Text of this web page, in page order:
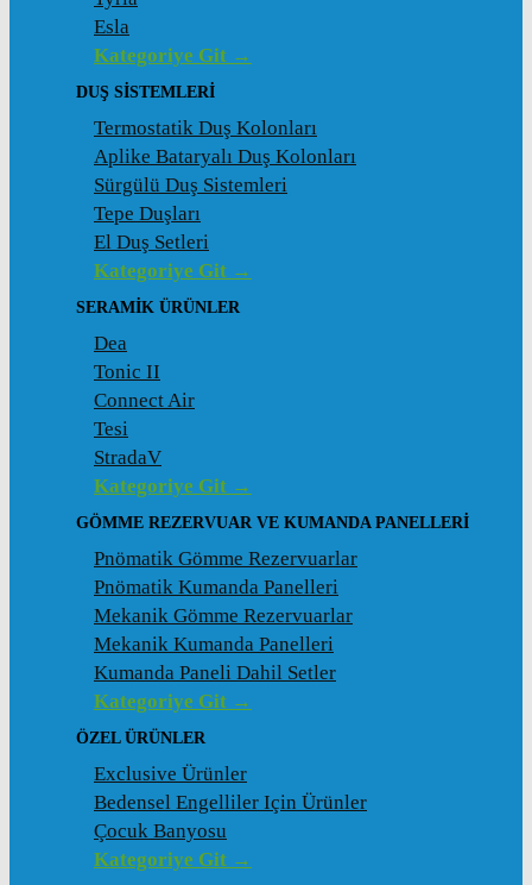
Esla
Kategoriye Git →
DUŞ SISTEMLERI
Termostatik Duş Kolonları
Aplike Bataryalı Duş Kolonları
Sürgülü Duş Sistemleri
Tepe Duşları
El Duş Setleri
Kategoriye Git →
SERAMIK ÜRÜNLER
Dea
Tonic II
Connect Air
Tesi
StradaV
Kategoriye Git →
GÖMME REZERVUAR VE KUMANDA PANELLERI
Pnömatik Gömme Rezervuarlar
Pnömatik Kumanda Panelleri
Mekanik Gömme Rezervuarlar
Mekanik Kumanda Panelleri
Kumanda Paneli Dahil Setler
Kategoriye Git →
ÖZEL ÜRÜNLER
Exclusive Ürünler
Bedensel Engelliler Için Ürünler
Çocuk Banyosu
Kategoriye Git →